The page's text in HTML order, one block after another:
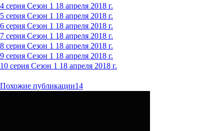
4 серия Сезон 1 18 апреля 2018 г.
5 серия Сезон 1 18 апреля 2018 г.
6 серия Сезон 1 18 апреля 2018 г.
7 серия Сезон 1 18 апреля 2018 г.
8 серия Сезон 1 18 апреля 2018 г.
9 серия Сезон 1 18 апреля 2018 г.
10 серия Сезон 1 18 апреля 2018 г.
Похожие публикации14